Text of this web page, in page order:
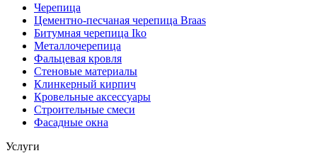
Черепица
Цементно-песчаная черепица Braas
Битумная черепица Iko
Металлочерепица
Фальцевая кровля
Стеновые материалы
Клинкерный кирпич
Кровельные аксессуары
Строительные смеси
Фасадные окна
Услуги